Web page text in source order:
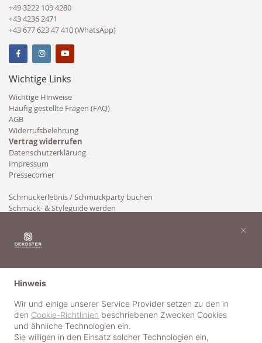
+49 3222 109 4280
+43 4236 2471
+43 677 623 47 410 (WhatsApp)
Wichtige Links
Wichtige Hinweise
Häufig gestellte Fragen (FAQ)
AGB
Widerrufsbelehrung
Vertrag widerrufen
Datenschutzerklärung
Impressum
Pressecorner
Schmuckerlebnis / Schmuckparty buchen
Schmuck- & Styleguide werden
Hinweis
Wir und einige unserer Service Provider setzen zu den in
den Cookie-Richtlinien beschriebenen Zwecken Cookies
und ähnliche Technologien ein.
Sie willigen in den Einsatz solcher Technologien ein,
×